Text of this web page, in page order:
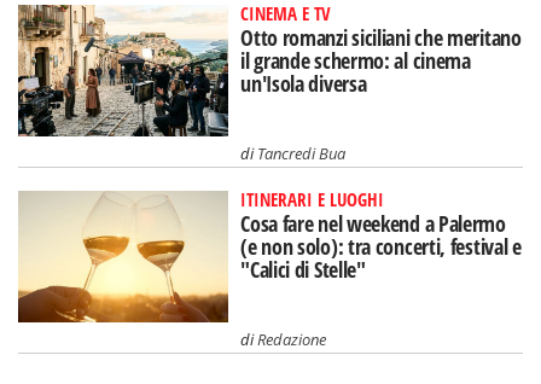
CINEMA E TV
Otto romanzi siciliani che meritano
il grande schermo: al cinema
un'Isola diversa
diTancredi Bua
ITINERARI E LUOGHI
Cosa fare nel weekend a Palermo
(e non solo): tra concerti, festival e
"Calici di Stelle"
diRedazione